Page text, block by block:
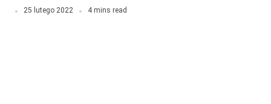
25 lutego 2022 4 mins read